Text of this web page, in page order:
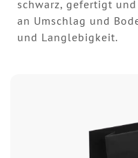
schwarz, gefertigt
an Umschlag und
und Langlebigkeit.